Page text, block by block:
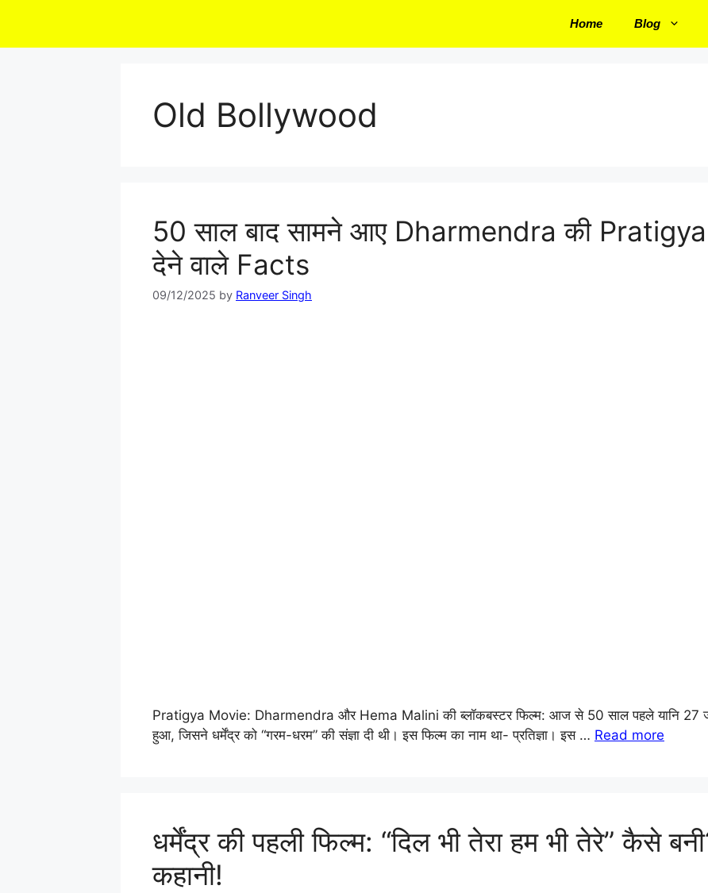
content
Home Blog
Old Bollywood
50 साल बाद सामने आए Dharmendra की
देने वाले Facts
09/12/2025 by Ranveer Singh
Pratigya Movie: Dharmendra और Hema Malini की ब्लॉकबस्टर फिल्म: आज से 50 साल पहले यानि 27 जून
हुआ, जिसने धर्मेंद्र को “गरम-धरम” की संज्ञा दी थी। इस फिल्म का नाम था- प्रतिज्ञा। इस … Read more
धर्मेंद्र की पहली फिल्म: “दिल भी तेरा हम भी तेरे” कैसे
कहानी!